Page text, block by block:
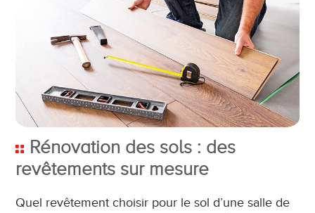
Rénovation des sols : des
revêtements sur mesure
Quel revêtement choisir pour le sol d’une salle de